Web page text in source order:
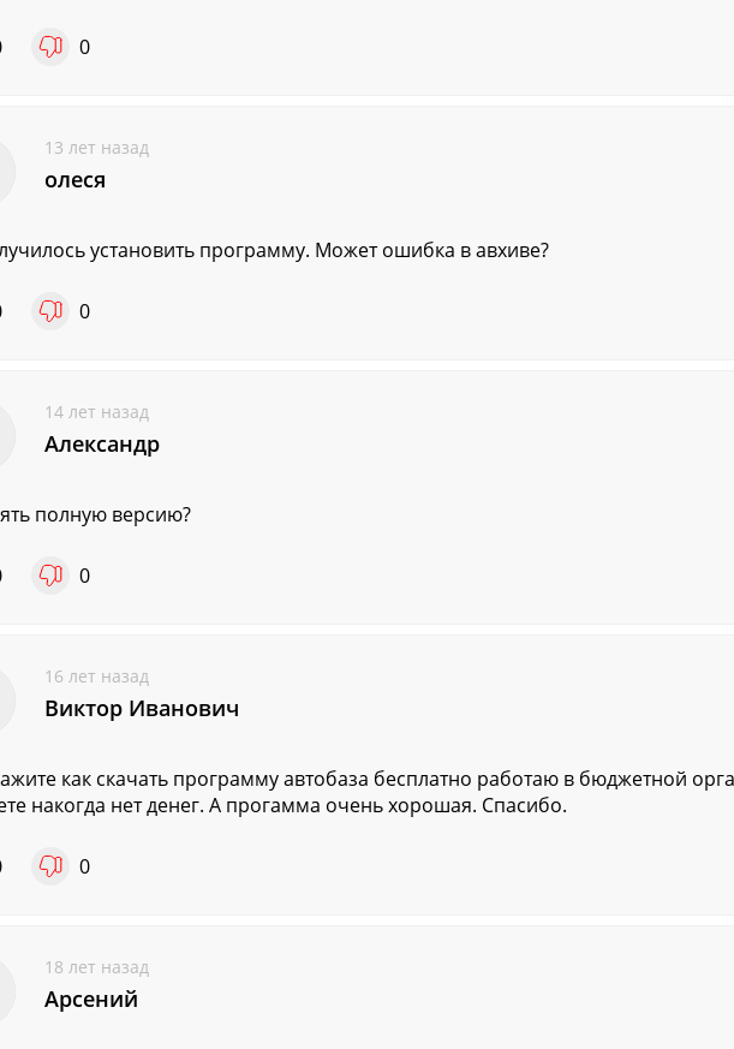
0
13 лет назад
олеся
установить программу. Может ошибка в авхиве?
0
14 лет назад
Александр
полную версию?
0
16 лет назад
Виктор Иванович
как скачать программу автобаза бесплатно работаю в бюджетной
накогда нет денег. А прогамма очень хорошая. Спасибо.
0
18 лет назад
Арсений